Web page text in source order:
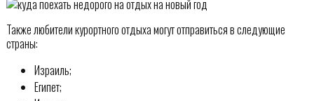
Также любители курортного отдыха могут отправиться в следующие
страны:
Израиль;
Египет;